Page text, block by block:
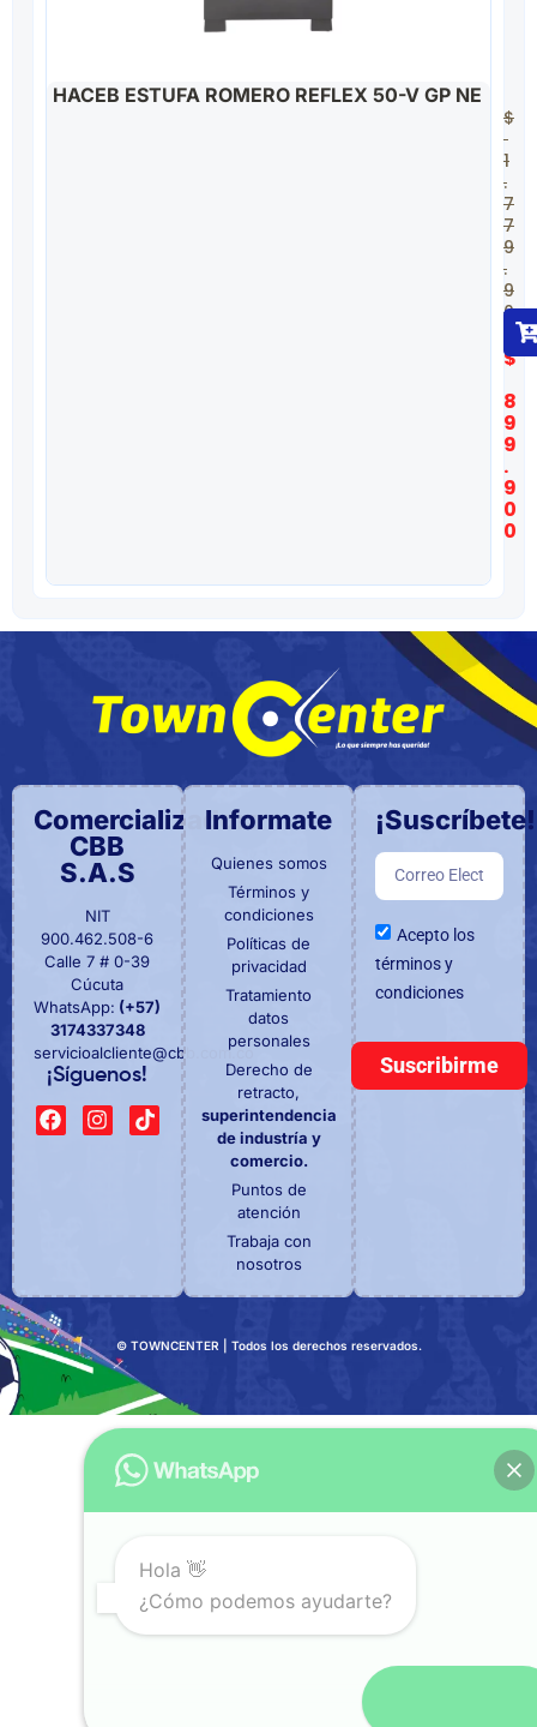
HACEB ESTUFA ROMERO REFLEX 50-V GP NE
$
1
.
7
7
9
.
9
0
$
8
9
9
.
9
0
0
Comercializadora
CBB
S.A.S
NIT
900.462.508-6
Calle 7 # 0-39
Cúcuta
WhatsApp: (+57)
3174337348
servicioalcliente@cbb.com.co
¡Síguenos!
Informate
Quienes somos
Términos y
condiciones
Políticas de
privacidad
Tratamiento
datos
personales
Derecho de
retracto,
superintendencia
de industría y
comercio.
Puntos de
atención
Trabaja con
nosotros
¡Suscríbete!
Acepto los
términos y
condiciones
Suscribirme
© TOWNCENTER | Todos los derechos reservados.
Hola 👋
¿Cómo podemos ayudarte?